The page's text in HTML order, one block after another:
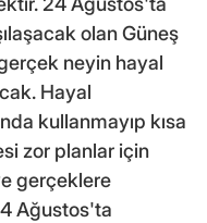
olan Güneş
neyin hayal
Hayal
kullanmayıp kısa
zor planlar için
gerçeklere
Ağustos'ta